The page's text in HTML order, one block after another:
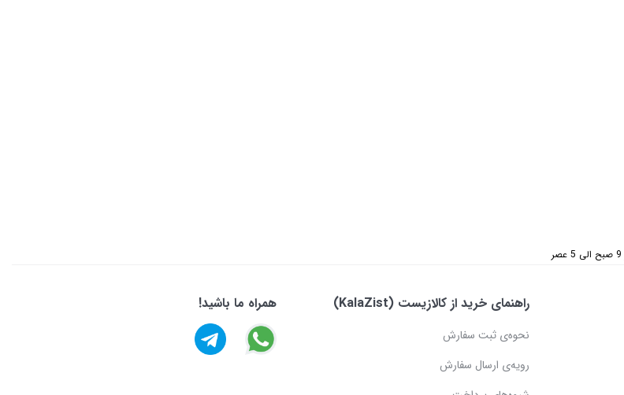
راهنمای خرید از کالازیست (KalaZist)
نحوه‌ی ثبت سفارش
رویه‌ی ارسال سفارش
همراه ما باشید!